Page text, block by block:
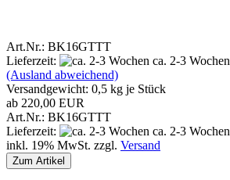
Art.Nr.: BK16GTTT
Lieferzeit:
ca. 2-3 Wochen
(Ausland abweichend)
Versandgewicht: 0,5 kg je Stück
ab 220,00 EUR
Art.Nr.: BK16GTTT
Lieferzeit:
ca. 2-3 Wochen
inkl. 19% MwSt. zzgl. Versand
Zum Artikel